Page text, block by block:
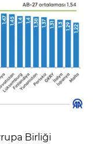
Birliği